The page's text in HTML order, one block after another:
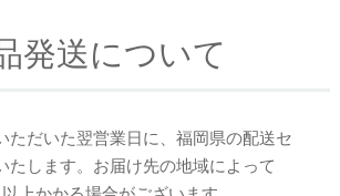
発送について
ただいた翌営業日に、福岡県の配送セ
たします。お届け先の地域によって